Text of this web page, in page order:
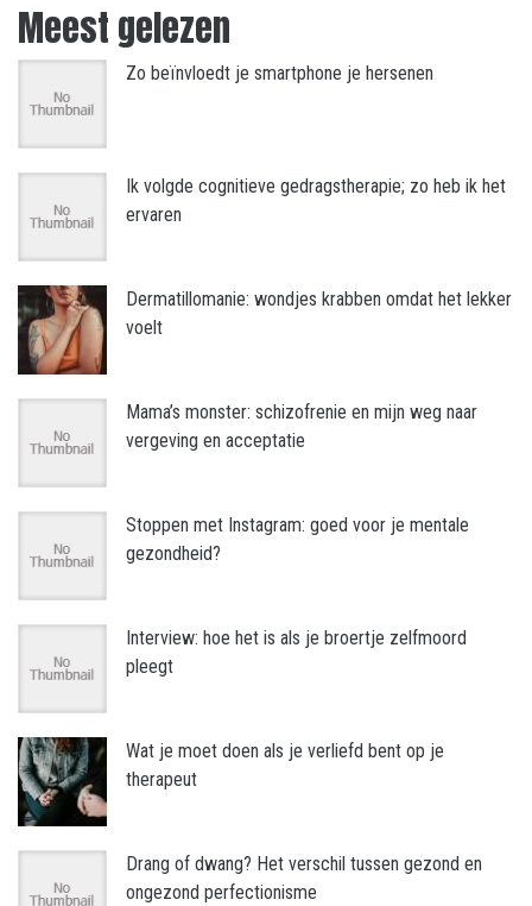
Meest gelezen
Zo beïnvloedt je smartphone je hersenen
Ik volgde cognitieve gedragstherapie; zo heb ik het
ervaren
Dermatillomanie: wondjes krabben omdat het lekker
voelt
Mama’s monster: schizofrenie en mijn weg naar
vergeving en acceptatie
Stoppen met Instagram: goed voor je mentale
gezondheid?
Interview: hoe het is als je broertje zelfmoord
pleegt
Wat je moet doen als je verliefd bent op je
therapeut
Drang of dwang? Het verschil tussen gezond en
ongezond perfectionisme